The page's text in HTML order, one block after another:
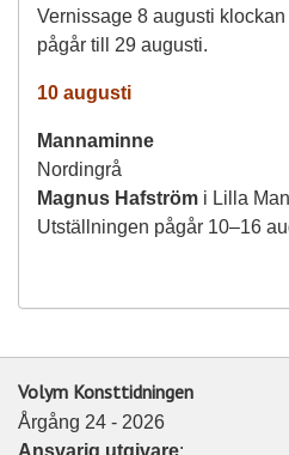
Vernissage 8 augusti
pågår till 29 augusti.
10 augusti
Mannaminne
Nordingrå
Magnus Hafström i Lilla
Utställningen pågår 10–16
Volym Konsttidningen
Årgång 24 - 2026